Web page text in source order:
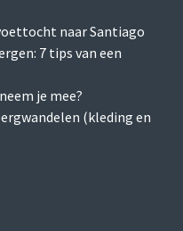
naar Santiago
7 tips van een
je mee?
(kleding en